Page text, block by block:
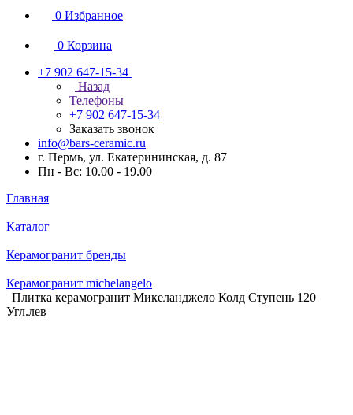
0 Избранное
0 Корзина
+7 902 647-15-34
Назад
Телефоны
+7 902 647-15-34
Заказать звонок
info@bars-ceramic.ru
г. Пермь, ул. Екатерининская, д. 87
Пн - Вс: 10.00 - 19.00
Главная
Каталог
Керамогранит бренды
Керамогранит michelangelo
Плитка керамогранит Микеланджело Колд Ступень 120
Угл.лев